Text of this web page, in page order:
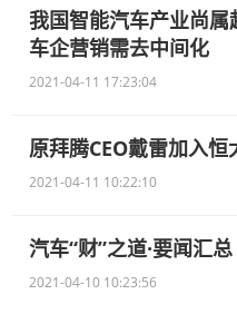
我国智能汽车产业尚
车企营销需去中间化
2021-04-11 17:23:04
原拜腾CEO戴雷加入
2021-04-11 10:22:10
汽车“财”之道·要闻汇总
2021-04-10 10:23:56